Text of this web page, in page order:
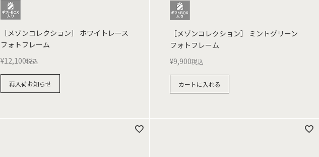
［メゾンコレクション］ ホワイトレース
フォトフレーム
¥12,100税込
再入荷お知らせ
［メゾンコレクション］ ミントグリーン
フォトフレーム
¥9,900税込
カートに入れる